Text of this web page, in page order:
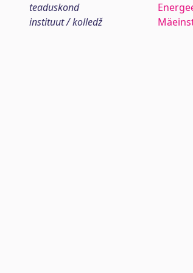
teaduskond
instituut / kolledž